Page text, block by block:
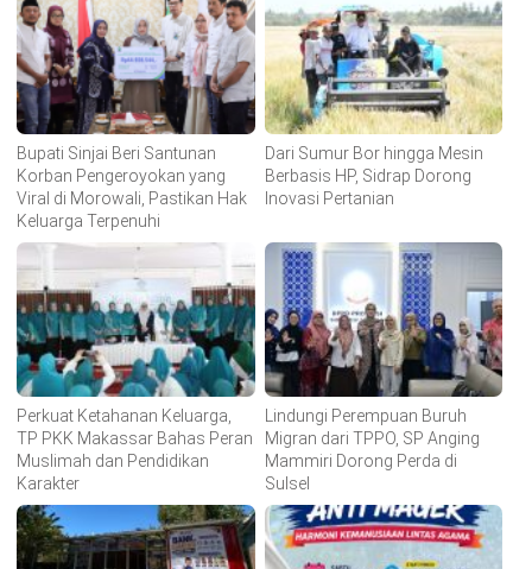
Bupati Sinjai Beri Santunan
Korban Pengeroyokan yang
Viral di Morowali, Pastikan Hak
Keluarga Terpenuhi
Dari Sumur Bor hingga Mesin
Berbasis HP, Sidrap Dorong
Inovasi Pertanian
Perkuat Ketahanan Keluarga,
TP PKK Makassar Bahas Peran
Muslimah dan Pendidikan
Karakter
Lindungi Perempuan Buruh
Migran dari TPPO, SP Anging
Mammiri Dorong Perda di
Sulsel